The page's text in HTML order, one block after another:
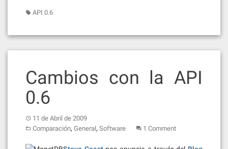
API 0.6
Cambios con la API
0.6
11 de Abril de 2009
Comparación, General, Software 1 Comment